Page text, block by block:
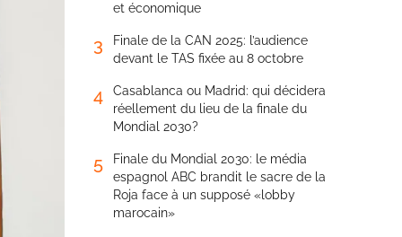
et économique
3
Finale de la CAN 2025: l’audience
devant le TAS fixée au 8 octobre
4
Casablanca ou Madrid: qui décidera
réellement du lieu de la finale du
Mondial 2030?
5
Finale du Mondial 2030: le média
espagnol ABC brandit le sacre de la
Roja face à un supposé «lobby
marocain»